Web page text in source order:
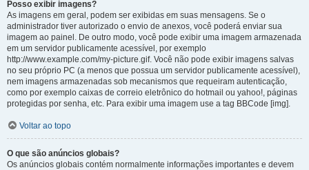
Posso exibir imagens?
As imagens em geral, podem ser exibidas em suas mensagens. Se o
administrador tiver autorizado o envio de anexos, você poderá enviar sua
imagem ao painel. De outro modo, você pode exibir uma imagem armazenada
em um servidor publicamente acessível, por exemplo
http://www.example.com/my-picture.gif. Você não pode exibir imagens salvas
no seu próprio PC (a menos que possua um servidor publicamente acessível),
nem imagens armazenadas sob mecanismos que requeiram autenticação,
como por exemplo caixas de correio eletrônico do hotmail ou yahoo!, páginas
protegidas por senha, etc. Para exibir uma imagem use a tag BBCode [img].
Voltar ao topo
O que são anúncios globais?
Os anúncios globais contém normalmente informações importantes e devem